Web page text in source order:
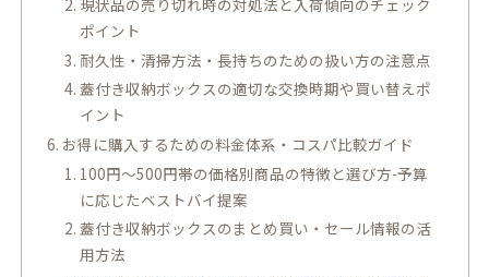
ポイント
耐久性・清掃方法・長持ちのための扱い方の注意点
蓋付き収納ボックスの適切な交換時期や買い替えポ
イント
お得に購入するための料金体系・コスパ比較ガイド
100円〜500円帯の価格別商品の特徴と選び方-予算
に応じたベストバイ提案
蓋付き収納ボックスのまとめ買い・セール情報の活
用方法